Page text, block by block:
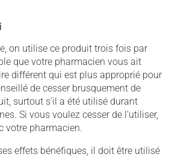
on utilise ce produit trois fois par
que votre pharmacien vous ait
différent qui est plus approprié pour
de cesser brusquement de
surtout s'il a été utilisé durant
Si vous voulez cesser de l'utiliser,
votre pharmacien.
effets bénéfiques, il doit être utilisé